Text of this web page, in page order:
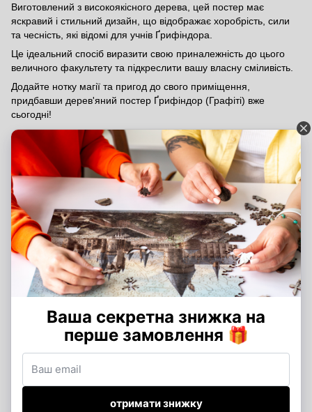
Виготовлений з високоякісного дерева, цей постер має
яскравий і стильний дизайн, що відображає хоробрість, сили
та чесність, які відомі для учнів Ґрифіндора.
Це ідеальний спосіб виразити свою приналежність до цього
величного факультету та підкреслити вашу власну сміливість.
Додайте нотку магії та пригод до свого приміщення,
придбавши дерев'яний постер Ґрифіндор (Графіті) вже
сьогодні!
Відгуки
Додайте перший відгук